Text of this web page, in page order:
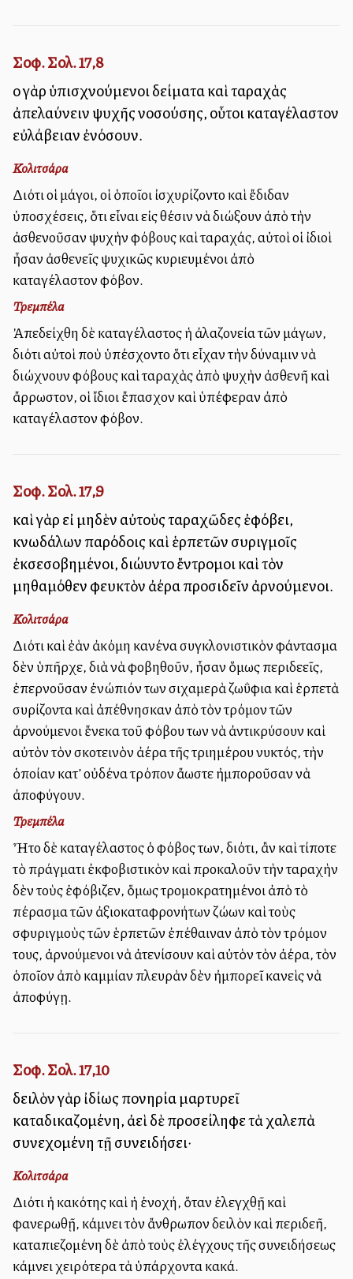
Σοφ. Σολ. 17,8
οἱ γὰρ ὑπισχνούμενοι δείματα καὶ ταραχὰς
ἀπελαύνειν ψυχῆς νοσούσης, οὗτοι καταγέλαστον
εὐλάβειαν ἐνόσουν.
Κολιτσάρα
Διότι οἱ μάγοι, οἱ ὁποῖοι ἰσχυρίζοντο καὶ ἔδιδαν
ὑποσχέσεις, ὅτι εἶναι εἰς θέσιν νὰ διώξουν ἀπὸ τὴν
ἀσθενοῦσαν ψυχὴν φόβους καὶ ταραχάς, αὐτοὶ οἱ ἰδιοὶ
ἦσαν ἀσθενεῖς ψυχικῶς κυριευμένοι ἀπὸ
καταγέλαστον φόβον.
Τρεμπέλα
Ἀπεδείχθη δὲ καταγέλαστος ἡ ἀλαζονεία τῶν μάγων,
διότι αὐτοὶ ποὺ ὑπέσχοντο ὅτι εἶχαν τὴν δύναμιν νὰ
διώχνουν φόβους καὶ ταραχὰς ἀπὸ ψυχὴν ἀσθενῆ καὶ
ἄρρωστον, οἱ ἴδιοι ἔπασχον καὶ ὑπέφεραν ἀπὸ
καταγέλαστον φόβον.
Σοφ. Σολ. 17,9
καὶ γὰρ εἰ μηδὲν αὐτοὺς ταραχῶδες ἐφόβει,
κνωδάλων παρόδοις καὶ ἑρπετῶν συριγμοῖς
ἐκσεσοβημένοι, διώλλυντο ἔντρομοι καὶ τὸν
μηθαμόθεν φευκτὸν ἀέρα προσιδεῖν ἀρνούμενοι.
Κολιτσάρα
Διότι καὶ ἐὰν ἀκόμη κανένα συγκλονιστικὸν φάντασμα
δὲν ὑπῆρχε, διὰ νὰ φοβηθοῦν, ἦσαν ὅμως περιδεεῖς,
ἐπερνοῦσαν ἐνώπιόν των σιχαμερὰ ζωΰφια καὶ ἑρπετὰ
συρίζοντα καὶ ἀπέθνησκαν ἀπὸ τὸν τρόμον τῶν
ἀρνούμενοι ἕνεκα τοῦ φόβου των νὰ ἀντικρύσουν καὶ
αὐτὸν τὸν σκοτεινὸν ἀέρα τῆς τριημέρου νυκτός, τὴν
ὁποίαν κατ’ οὐδένα τρόπον ἄλλωστε ἠμποροῦσαν νὰ
ἀποφύγουν.
Τρεμπέλα
Ἦτο δὲ καταγέλαστος ὁ φόβος των, διότι, ἂν καὶ τίποτε
τὸ πράγματι ἐκφοβιστικὸν καὶ προκαλοῦν τὴν ταραχὴν
δὲν τοὺς ἐφόβιζεν, ὅμως τρομοκρατημένοι ἀπὸ τὸ
πέρασμα τῶν ἀξιοκαταφρονήτων ζώων καὶ τοὺς
σφυριγμοὺς τῶν ἑρπετῶν ἐπέθαιναν ἀπὸ τὸν τρόμον
τους, ἀρνούμενοι νὰ ἀτενίσουν καὶ αὐτὸν τὸν ἀέρα, τὸν
ὁποῖον ἀπὸ καμμίαν πλευρὰν δὲν ἠμπορεῖ κανεὶς νὰ
ἀποφύγῃ.
Σοφ. Σολ. 17,10
δειλὸν γὰρ ἰδίως πονηρία μαρτυρεῖ
καταδικαζομένη, ἀεὶ δὲ προσείληφε τὰ χαλεπὰ
συνεχομένη τῇ συνειδήσει·
Κολιτσάρα
Διότι ἡ κακότης καὶ ἡ ἐνοχή, ὅταν ἐλεγχθῇ καὶ
φανερωθῇ, κάμνει τὸν ἄνθρωπον δειλὸν καὶ περιδεῆ,
καταπιεζομένη δὲ ἀπὸ τοὺς ἐλέγχους τῆς συνειδήσεως
κάμνει χειρότερα τὰ ὑπάρχοντα κακά.